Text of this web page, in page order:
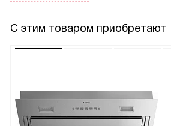
С этим товаром приобретают